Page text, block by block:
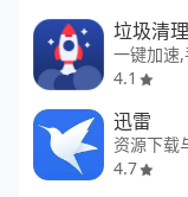
垃圾清
一键加速
4.1
迅雷
4.7